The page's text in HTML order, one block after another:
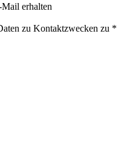
erhalten
zu Kontaktzwecken zu *